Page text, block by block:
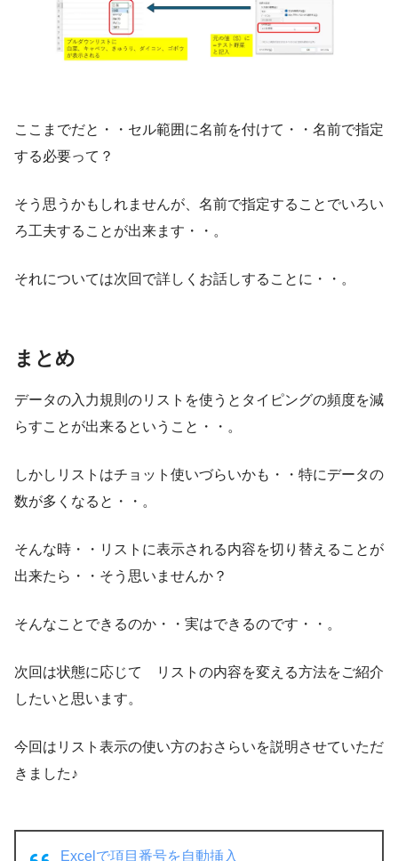
ここまでだと・・セル範囲に名前を付けて・・名前で指定
する必要って？
そう思うかもしれませんが、名前で指定することでいろい
ろ工夫することが出来ます・・。
それについては次回で詳しくお話しすることに・・。
まとめ
データの入力規則のリストを使うとタイピングの頻度を減
らすことが出来るということ・・。
しかしリストはチョット使いづらいかも・・特にデータの
数が多くなると・・。
そんな時・・リストに表示される内容を切り替えることが
出来たら・・そう思いませんか？
そんなことできるのか・・実はできるのです・・。
次回は状態に応じて リストの内容を変える方法をご紹介
したいと思います。
今回はリスト表示の使い方のおさらいを説明させていただ
きました♪
Excelで項目番号を自動挿入